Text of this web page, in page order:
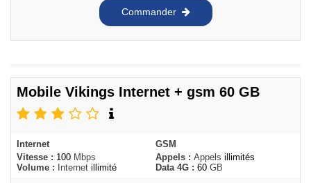
Commander
Mobile Vikings Internet + gsm 60 GB
Internet
Vitesse : 100 Mbps
Volume :
Internet illimité
GSM
Appels : Appels illimités
Data 4G : 60 GB